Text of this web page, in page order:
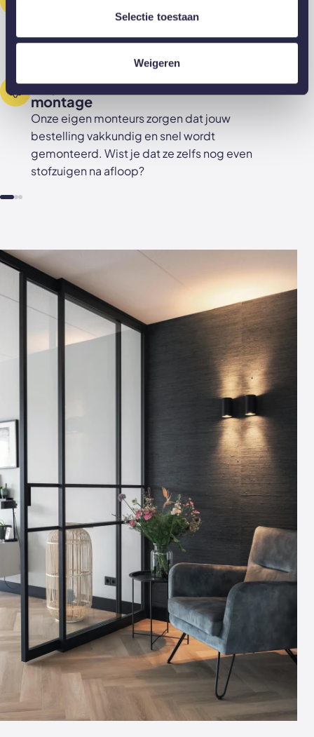
Selectie toestaan
Weigeren
Nodig GewoonGers vrijblijvend thuis uit voor
aan vast!
Altijd inclusief professionele
montage
Onze eigen monteurs zorgen dat jouw
bestelling vakkundig en snel wordt
gemonteerd. Wist je dat ze zelfs nog even
stofzuigen na afloop?